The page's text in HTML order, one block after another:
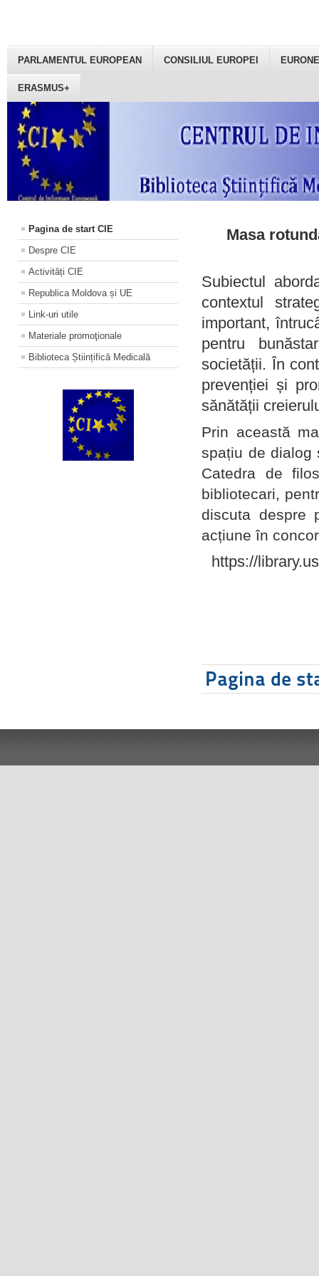
PARLAMENTUL EUROPEAN CONSILIUL EUROPEI
ERASMUS+
Pagina de start CIE
Despre CIE
Activități CIE
Republica Moldova și UE
Link-uri utile
Materiale promoţionale
Biblioteca Științifică Medicală
Masa
Subiectul
contextul
important,
pentru
societății. În
prevenției și
sănătății
Prin această
spațiu de dialog
Catedra de
bibliotecari,
discuta despre
acțiune în
https://
Pagina de